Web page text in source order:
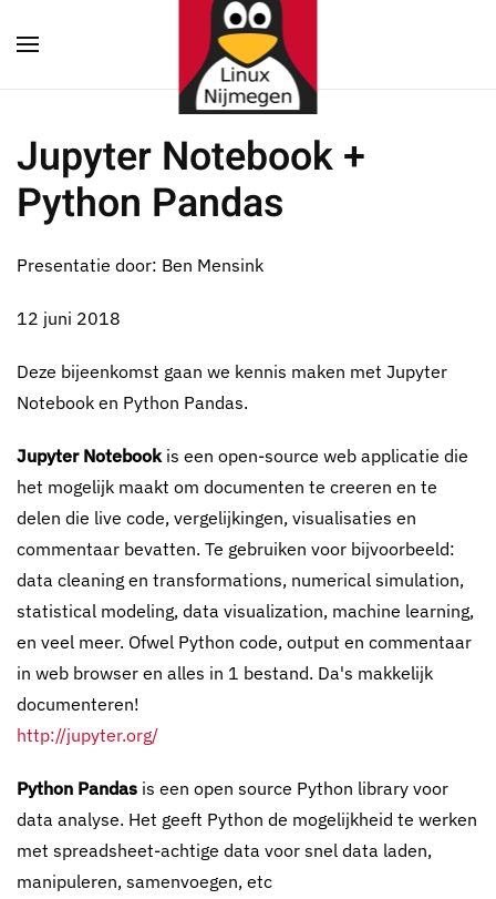
Terug naar hoofdinhoud
Jupyter Notebook +
Python Pandas
Presentatie door: Ben Mensink
12 juni 2018
Deze bijeenkomst gaan we kennis maken met Jupyter
Notebook en Python Pandas.
Jupyter Notebookis een open-source web applicatie die
het mogelijk maakt om documenten te creeren en te
delen die live code, vergelijkingen, visualisaties en
commentaar bevatten. Te gebruiken voor bijvoorbeeld:
data cleaning en transformations, numerical simulation,
statistical modeling, data visualization, machine learning,
en veel meer. Ofwel Python code, output en commentaar
in web browser en alles in 1 bestand. Da's makkelijk
documenteren!
http://jupyter.org/
Python Pandas is een open source Python library voor
data analyse. Het geeft Python de mogelijkheid te werken
met spreadsheet-achtige data voor snel data laden,
manipuleren, samenvoegen, etc